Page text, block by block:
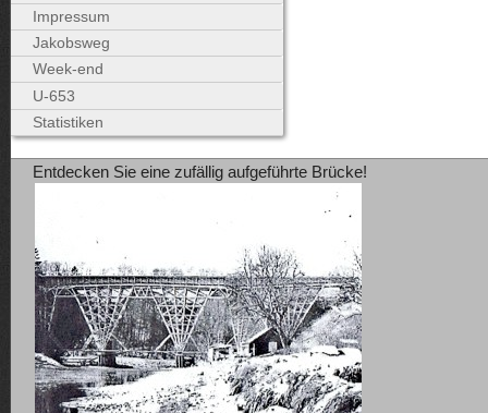
Impressum
Jakobsweg
Week-end
U-653
Statistiken
Entdecken Sie eine zufällig aufgeführte Brücke!